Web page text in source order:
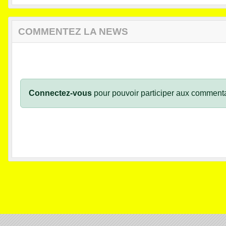
COMMENTEZ LA NEWS
Connectez-vous pour pouvoir participer aux